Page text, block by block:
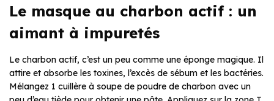
Le masque au charbon actif : un
aimant à impuretés
Le charbon actif, c’est un peu comme une éponge magique. Il
attire et absorbe les toxines, l’excès de sébum et les bactéries.
Mélangez 1 cuillère à soupe de poudre de charbon avec un